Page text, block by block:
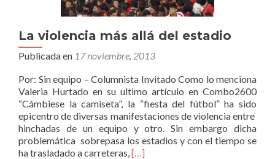
La violencia más allá del estadio
Publicada en 17 noviembre, 2013
Por: Sin equipo – Columnista Invitado Como lo menciona
Valeria Hurtado en su ultimo artículo en Combo2600
“Cámbiese la camiseta”, la “fiesta del fútbol” ha sido
epicentro de diversas manifestaciones de violencia entre
hinchadas de un equipo y otro. Sin embargo dicha
problemática sobrepasa los estadios y con el tiempo se
ha trasladado a carreteras,Leer
[…]